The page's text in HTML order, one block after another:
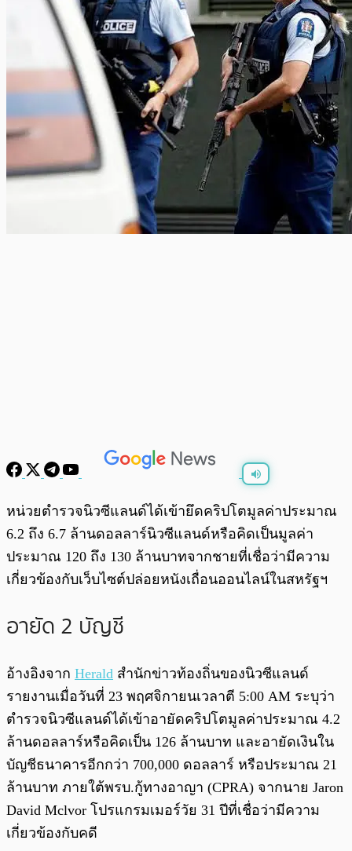
พร้อมเล่น 0:00
หน่วยตำรวจนิวซีแลนด์ได้เข้ายึดคริปโตมูลค่าประมาณ
6.2 ถึง 6.7 ล้านดอลลาร์นิวซีแลนด์หรือคิดเป็นมูลค่า
ประมาณ 120 ถึง 130 ล้านบาทจากชายที่เชื่อว่ามีความ
เกี่ยวข้องกับเว็บไซต์ปล่อยหนังเถื่อนออนไลน์ในสหรัฐฯ
อายัด 2 บัญชี
อ้างอิงจาก Herald สำนักข่าวท้องถิ่นของนิวซีแลนด์
รายงานเมื่อวันที่ 23 พฤศจิกายนเวลาตี 5:00 AM ระบุว่า
ตำรวจนิวซีแลนด์ได้เข้าอายัดคริปโตมูลค่าประมาณ 4.2
ล้านดอลลาร์หรือคิดเป็น 126 ล้านบาท และอายัดเงินใน
บัญชีธนาคารอีกกว่า 700,000 ดอลลาร์ หรือประมาณ 21
ล้านบาท ภายใต้พรบ.กู้ทางอาญา (CPRA) จากนาย Jaron
David Mclvor โปรแกรมเมอร์วัย 31 ปีที่เชื่อว่ามีความ
เกี่ยวข้องกับคดี